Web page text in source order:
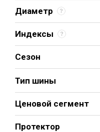
Диаметр
Индексы
Сезон
Тип шины
Ценовой сегмент
Протектор